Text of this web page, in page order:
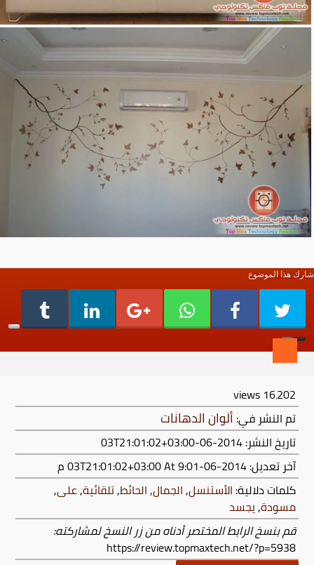
شارك هذا الموضوع
16٬202 views
تم النشر في: ألوان الدهانات
تاريخ النشر: 2014-06-03T21:01:02+03:00
آخر تعديل:2014-06-03T21:01:02+03:00
At 9:01 م
كلمات دلالية: الأستنسل,الجمال,الحائط,تلقائية,على,
مسودة,يجسد
قم بنسخ الرابط المختصر أدناه من زر النسخ لمشاركته:
https://review.topmaxtech.net/?p=5938